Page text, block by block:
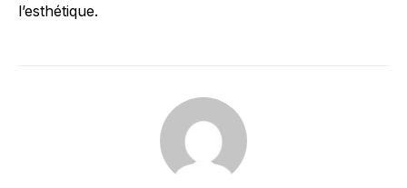
l’esthétique.